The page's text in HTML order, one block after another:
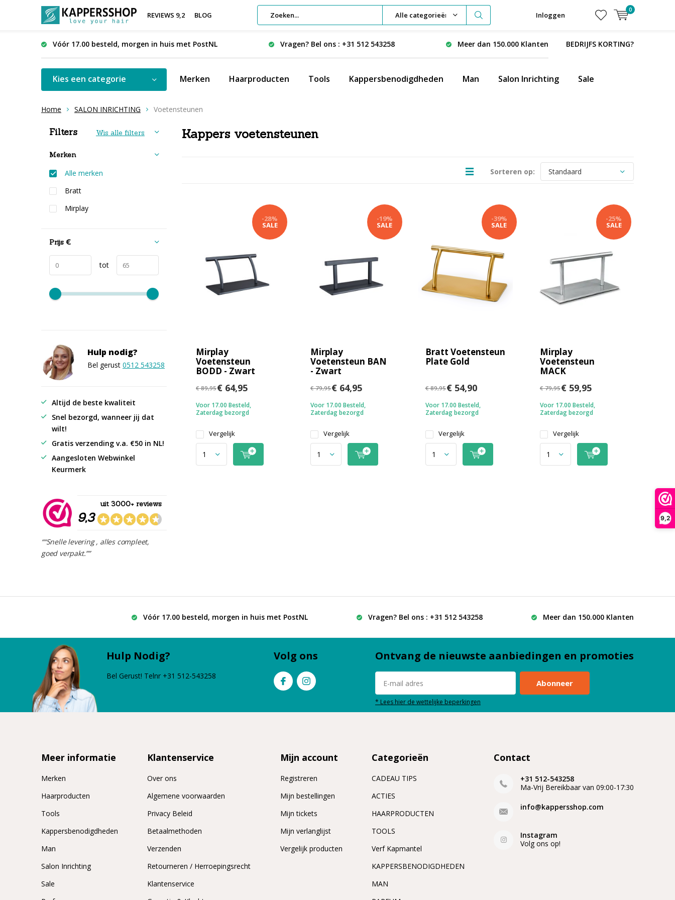
9,2
REVIEWS 9,2 BLOG Alle categorieën Inloggen
0
Vóór 17.00 besteld, morgen in huis met PostNL Vragen? Bel ons : +31 512 543258 Meer dan 150.000 Klanten BEDRIJFS KORTING?
Kies een categorie Merken Haarproducten Tools Kappersbenodigdheden Man Salon Inrichting Sale
Home SALON INRICHTING Voetensteunen
Kappers voetensteunen
Sorteren op:
Mirplay
Voetensteun
BODD - Zwart
-28%
SALE
€ 89,95€ 64,95
Voor 17.00 Besteld,
Zaterdag bezorgd
Vergelijk
Mirplay
Voetensteun BAN
- Zwart
-19%
SALE
€ 79,95€ 64,95
Voor 17.00 Besteld,
Zaterdag bezorgd
Vergelijk
Bratt Voetensteun
Plate Gold
-39%
SALE
€ 89,95€ 54,90
Voor 17.00 Besteld,
Zaterdag bezorgd
Vergelijk
Mirplay
Voetensteun
MACK
-25%
SALE
€ 79,95€ 59,95
Voor 17.00 Besteld,
Zaterdag bezorgd
Vergelijk
Sorteren op:
Filters Wis alle filters
Merken
Alle merken
Bratt
Mirplay
Prijs €
tot
Hulp nodig?
Bel gerust 0512 543258
Altijd de beste kwaliteit
Snel bezorgd, wanneer jij dat
wilt!
Gratis verzending v.a. €50 in NL!
Aangesloten Webwinkel
Keurmerk
9,3
uit 3000+ reviews
““Snelle levering , alles compleet,
goed verpakt.””
Vóór 17.00 besteld, morgen in huis met PostNL Vragen? Bel ons : +31 512 543258 Meer dan 150.000 Klanten
Hulp Nodig?
Bel Gerust! Telnr +31 512-543258
Volg ons Ontvang de nieuwste aanbiedingen en promoties
Abonneer
* Lees hier de wettelijke beperkingen
Meer informatie
Merken
Haarproducten
Tools
Kappersbenodigdheden
Man
Salon Inrichting
Sale
Klantenservice
Over ons
Algemene voorwaarden
Privacy Beleid
Betaalmethoden
Verzenden
Retourneren / Herroepingsrecht
Klantenservice
Mijn account
Registreren
Mijn bestellingen
Mijn tickets
Mijn verlanglijst
Vergelijk producten
Categorieën
CADEAU TIPS
ACTIES
HAARPRODUCTEN
TOOLS
Verf Kapmantel
KAPPERSBENODIGDHEDEN
MAN
Contact
+31 512-543258
Ma-Vrij Bereikbaar van 09:00-17:30
info@kappersshop.com
Instagram
Volg ons op!